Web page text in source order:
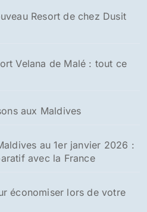
Resort de chez Dusit
Velana de Malé : tout ce
aux Maldives
au 1er janvier 2026 :
avec la France
économiser lors de votre